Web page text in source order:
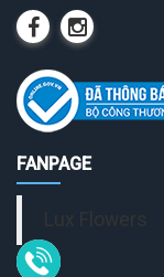
FANPAGE
Lux Flowers